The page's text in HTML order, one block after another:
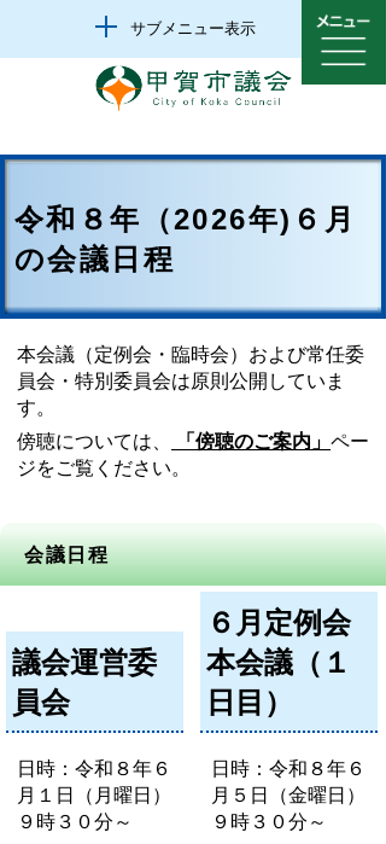
サブメニュー表示
令和８年（2026年)６月
の会議日程
本会議（定例会・臨時会）および常任委
員会・特別委員会は原則公開していま
す。
傍聴については、
「傍聴のご案内」 ペー
ジをご覧ください。
会議日程
議会運営委
員会
日時：令和８年６
月１日（月曜日）
９時３０分～
６月定例会
本会議（１
日目）
日時：令和８年６
月５日（金曜日）
９時３０分～